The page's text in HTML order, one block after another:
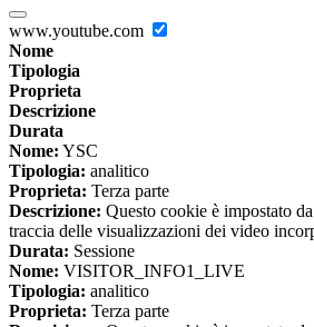
www.youtube.com
Nome
Tipologia
Proprieta
Descrizione
Durata
Nome: YSC
Tipologia: analitico
Proprieta: Terza parte
Descrizione: Questo cookie è impostato
traccia delle visualizzazioni dei video
Durata: Sessione
Nome: VISITOR_INFO1_LIVE
Tipologia: analitico
Proprieta: Terza parte